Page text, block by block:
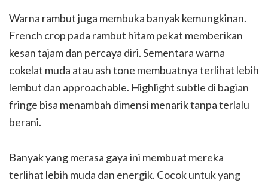
Warna rambut juga membuka banyak kemungkinan.
French crop pada rambut hitam pekat memberikan
kesan tajam dan percaya diri. Sementara warna
cokelat muda atau ash tone membuatnya terlihat lebih
lembut dan approachable. Highlight subtle di bagian
fringe bisa menambah dimensi menarik tanpa terlalu
berani.
Banyak yang merasa gaya ini membuat mereka
terlihat lebih muda dan energik. Cocok untuk yang